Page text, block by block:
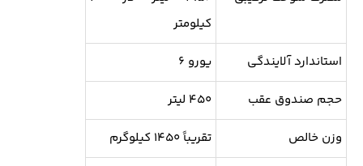
کیلومتر
یورو ۶ استاندارد آلایندگی
۴۵۰ لیتر حجم صندوق عقب
تقریباً ۱۴۵۰ کیلوگرم وزن خالص